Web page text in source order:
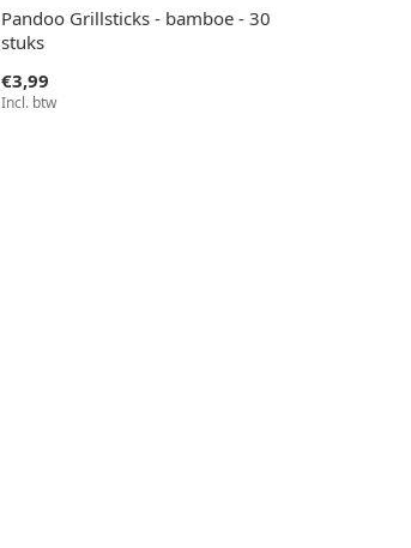
Pandoo Grillsticks - bamboe - 30
stuks
€3,99
Incl. btw